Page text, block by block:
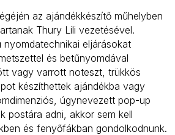
az ajándékkészítő műhelyben
Thury Lili vezetésével.
nyomdatechnikai eljárásokat
és betűnyomdával
vagy varrott noteszt, trükkös
készíthettek ajándékba vagy
úgynevezett pop-up
postára adni, akkor sem kell
és fenyőfákban gondolkodnunk.